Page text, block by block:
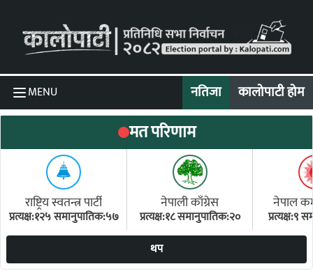
MENU नतिजा कालोपाटी होम
मत परिणाम
राष्ट्रिय स्वतन्त्र पार्टी
प्रत्यक्ष:१२५ समानुपातिक:५७
नेपाली काँग्रेस
प्रत्यक्ष:१८ समानुपातिक:२०
नेपाल
प्रत्यक्ष:९
थप